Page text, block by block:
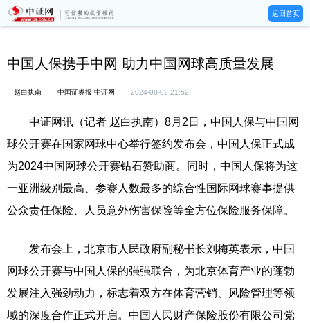
返回首页
中国人保携手中网 助力中国网球高质量发展
赵白执南 中国证券报·中证网 2024-08-02 21:52
中证网讯（记者 赵白执南）8月2日，中国人保与中国网
球公开赛在国家网球中心举行签约发布会，中国人保正式成
为2024中国网球公开赛钻石赞助商。同时，中国人保将为这
一亚洲级别最高、参赛人数最多的综合性国际网球赛事提供
公众责任保险、人员意外伤害保险等全方位保险服务保障。
发布会上，北京市人民政府副秘书长刘梅英表示，中国
网球公开赛与中国人保的强强联合，为北京体育产业的蓬勃
发展注入强劲动力，标志着双方在体育营销、风险管理等领
域的深度合作正式开启。中国人民财产保险股份有限公司党